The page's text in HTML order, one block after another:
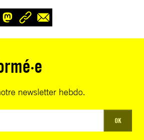
newsletter hebdo.
OK